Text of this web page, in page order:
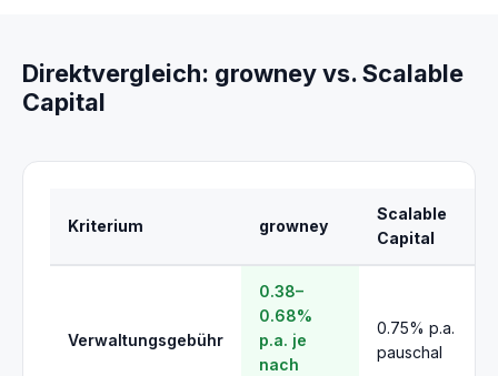
Direktvergleich: growney vs. Scalable
Capital
Kriterium growney
Scalable
Capital
Verwaltungsgebühr
0.38–
0.68%
p.a. je
nach
0.75% p.a.
pauschal